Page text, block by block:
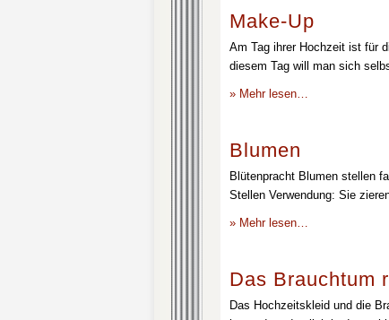
Make-Up
Am Tag ihrer Hochzeit ist für
diesem Tag will man sich
» Mehr lesen…
Blumen
Blütenpracht Blumen stellen
Stellen Verwendung: Sie
» Mehr lesen…
Das Brauchtum
Das Hochzeitskleid und die